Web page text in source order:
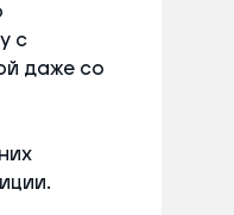
с
даже со